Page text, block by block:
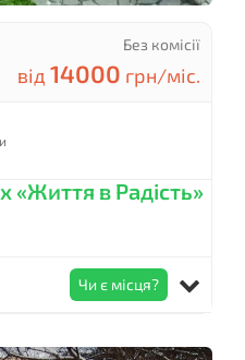
Без комісії
від 14000 грн/міс.
«Життя в Радість»
Чи є місця?